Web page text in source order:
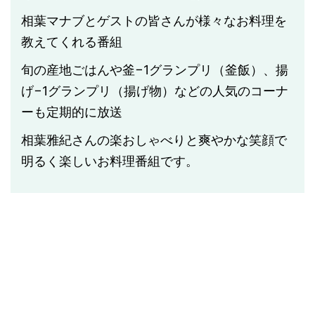
相葉マナブとゲストの皆さんが様々なお料理を
教えてくれる番組
旬の産地ごはんや釜−1グランプリ（釜飯）、揚
げ−1グランプリ（揚げ物）などの人気のコーナ
ーも定期的に放送
相葉雅紀さんの楽おしゃべりと爽やかな笑顔で
明るく楽しいお料理番組です。